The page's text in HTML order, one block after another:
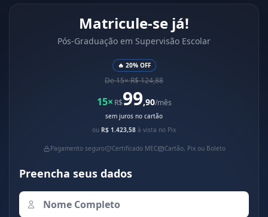
Matricule-se já!
Pós-Graduação em Supervisão Escolar
🔥 20% OFF
De 15× R$ 124,88
15× R$99,90/mês
sem juros no cartão
ou R$ 1.423,58 à vista no Pix
Pagamento seguro Certificado MEC Cartão, Pix ou Boleto
Preencha seus dados